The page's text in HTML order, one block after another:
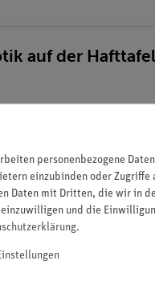
auf der
personenbezogene
einzubinden oder Zugriffe
Daten mit Dritten, die wir in
und die
.